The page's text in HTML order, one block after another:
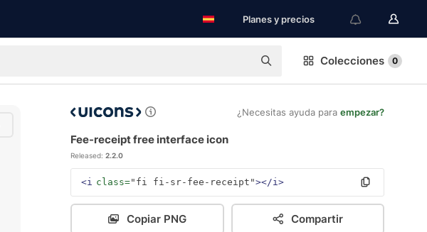
Planes y precios
Colecciones 0
¿Necesitas ayuda para empezar?
Fee-receipt free interface icon
Released: 2.2.0
<i class="fi fi-sr-fee-receipt"></i>
Copiar PNG Compartir